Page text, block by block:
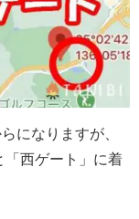
になりますが、
「西ゲート」に着